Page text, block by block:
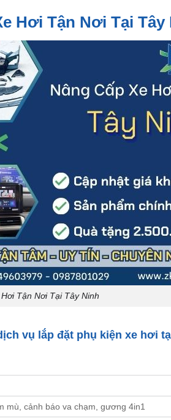
Hơi Tận Nơi Tại
Tận Nơi Tại Tây Ninh
vụ lắp đặt phụ kiện xe hơi
mù, cảnh báo va chạm, gương 4in1